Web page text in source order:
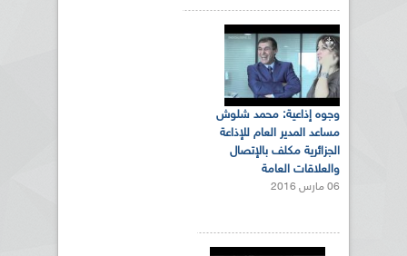
وجوه إذاعية: محمد شلوش
مساعد المدير العام للإذاعة
الجزائرية مكلف بالإتصال
والعلاقات العامة
06 مارس 2016